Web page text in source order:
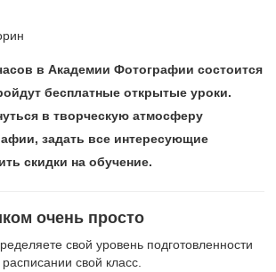
в Академии Фотографии состоится
бесплатные открытые уроки.
в творческую атмосферу
задать все интересующие
скидки на обучение.
очень просто
свой уровень подготовленности
свой класс.